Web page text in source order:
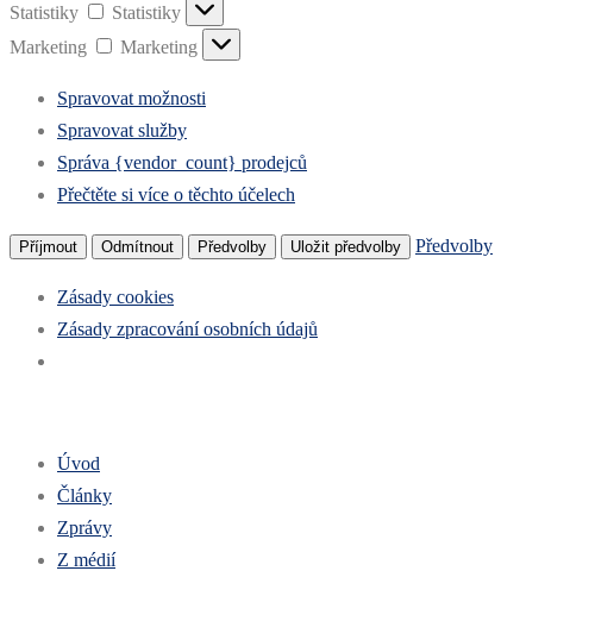
Statistiky
Statistiky
Marketing
Marketing
Spravovat možnosti
Spravovat služby
Správa {vendor_count} prodejců
Přečtěte si více o těchto účelech
Příjmout Odmítnout Předvolby Uložit předvolby Předvolby
Zásady cookies
Zásady zpracování osobních údajů
Úvod
Články
Zprávy
Z médií